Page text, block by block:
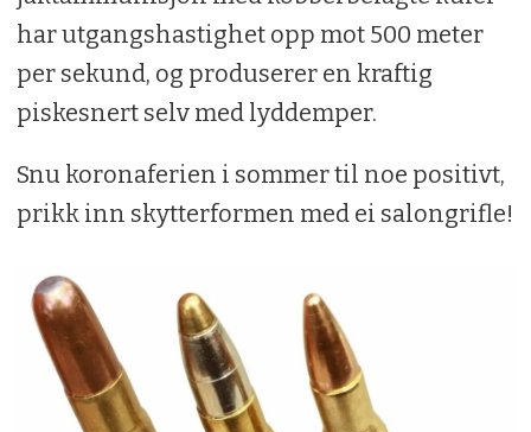
har utgangshastighet opp mot 500 meter
per sekund, og produserer en kraftig
piskesnert selv med lyddemper.
Snu koronaferien i sommer til noe positivt,
prikk inn skytterformen med ei salongrifle!